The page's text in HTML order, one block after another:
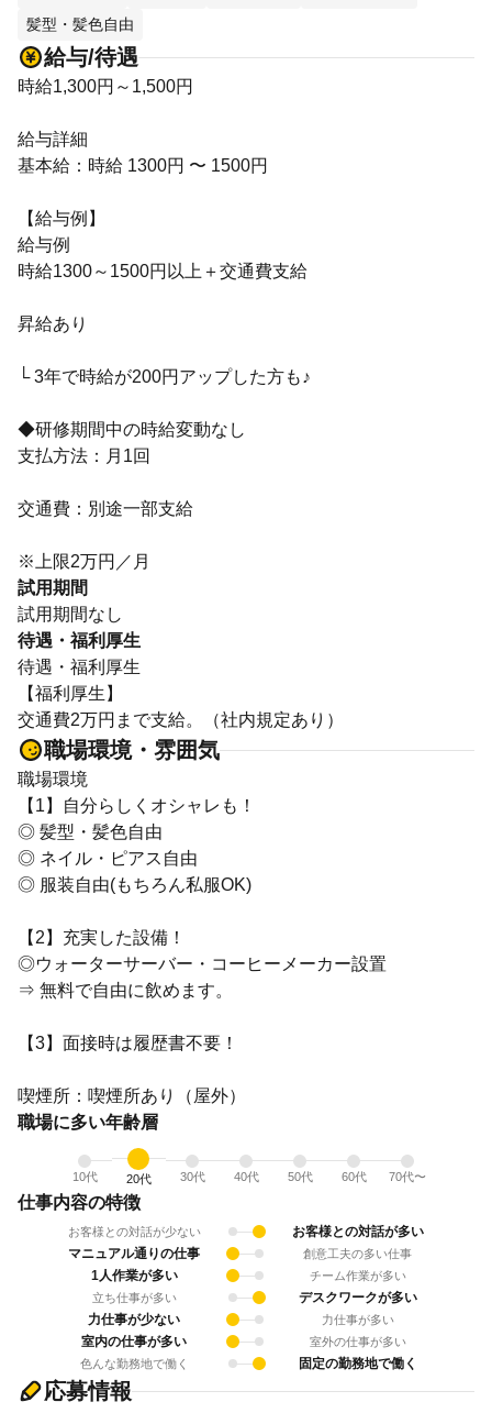
髪型・髪色自由
給与/待遇
時給1,300円～1,500円
給与詳細
基本給：時給 1300円 〜 1500円
【給与例】
給与例
時給1300～1500円以上＋交通費支給
昇給あり
└ 3年で時給が200円アップした方も♪
◆研修期間中の時給変動なし
支払方法：月1回
交通費：別途一部支給
※上限2万円／月
試用期間
試用期間なし
待遇・福利厚生
待遇・福利厚生
【福利厚生】
交通費2万円まで支給。（社内規定あり）
職場環境・雰囲気
職場環境
【1】自分らしくオシャレも！
◎ 髪型・髪色自由
◎ ネイル・ピアス自由
◎ 服装自由(もちろん私服OK)
【2】充実した設備！
◎ウォーターサーバー・コーヒーメーカー設置
⇒ 無料で自由に飲めます。
【3】面接時は履歴書不要！
喫煙所：喫煙所あり（屋外）
職場に多い年齢層
10代 20代 30代 40代 50代 60代 70代〜
仕事内容の特徴
お客様との対話が少ない
お客様との対話が多い
マニュアル通りの仕事
創意工夫の多い仕事
1人作業が多い
チーム作業が多い
立ち仕事が多い
デスクワークが多い
力仕事が少ない
力仕事が多い
室内の仕事が多い
室外の仕事が多い
色んな勤務地で働く
固定の勤務地で働く
応募情報